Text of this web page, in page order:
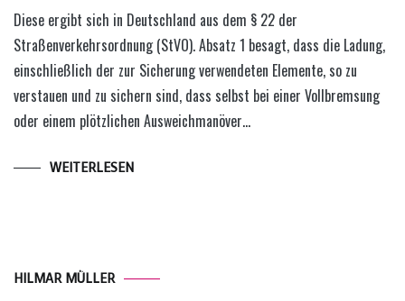
Diese ergibt sich in Deutschland aus dem § 22 der
Straßenverkehrsordnung (StVO). Absatz 1 besagt, dass die Ladung,
einschließlich der zur Sicherung verwendeten Elemente, so zu
verstauen und zu sichern sind, dass selbst bei einer Vollbremsung
oder einem plötzlichen Ausweichmanöver…
WEITERLESEN
HILMAR MÜLLER